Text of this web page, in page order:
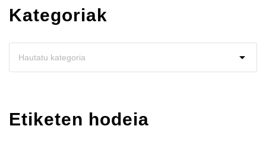
Kategoriak
Etiketen hodeia